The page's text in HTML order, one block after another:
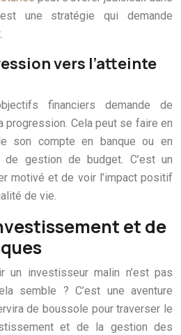
une stratégie qui demande
vers l’atteinte
financiers demande de
progression. Cela peut se faire en
son compte en banque ou en
de gestion de budget. C’est un
motivé et de voir l’impact positif
de vie.
et de
un investisseur malin n’est pas
semble ? C’est une aventure
de boussole pour traverser le
et de la gestion des